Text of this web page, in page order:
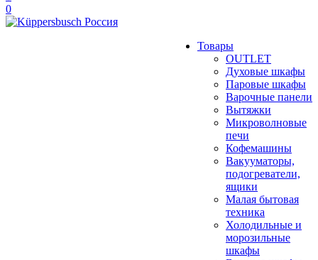
0
Товары
OUTLET
Духовые шкафы
Паровые шкафы
Варочные панели
Вытяжки
Микроволновые
печи
Кофемашины
Вакууматоры,
подогреватели,
ящики
Малая бытовая
техника
Холодильные и
морозильные
шкафы